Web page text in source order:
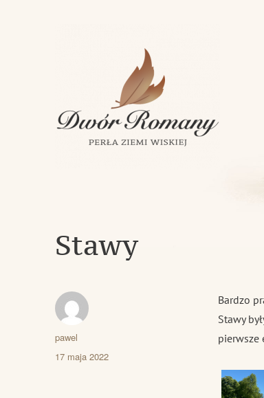
Dwór Romany – Perła
Klasycystyczny dwór z 1843 roku w miejscowości
Stawy
Bardzo
Stawy
pierwsze
Autor
pawel
Data
17 maja 2022